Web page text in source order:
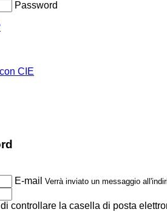
Password
CIE
E-mail Verrà inviato un messaggio
controllare la casella di posta